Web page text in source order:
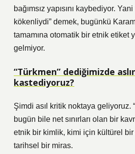
bağımsız yapısını kaybediyor.
kökenliydi” demek, bugünkü
tamamına otomatik bir etnik etiket
gelmiyor.
“Türkmen” dediğimizde
kastediyoruz?
Şimdi asıl kritik noktaya geliyoruz.
bugün bile net sınırları olan bir
etnik bir kimlik, kimi için kültürel
tarihsel bir miras.